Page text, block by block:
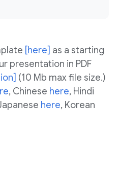
[here] as a starting
presentation in PDF
(10 Mb max file size.)
, Chinese here, Hindi
here, Korean